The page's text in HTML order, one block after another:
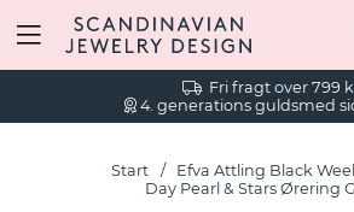
Fri fragt over 799
4. generations guldsmed
Start
Efva Attling Black
Day Pearl & Stars Ørering